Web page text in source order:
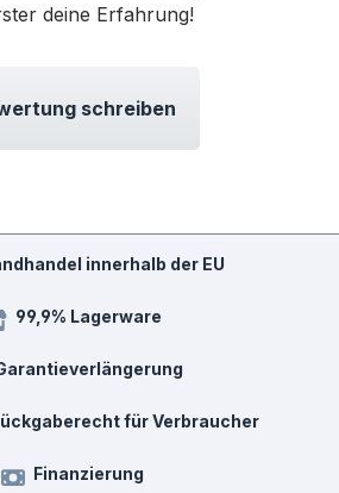
deine Erfahrung!
schreiben
innerhalb der EU
99,9% Lagerware
für Verbraucher
Finanzierung